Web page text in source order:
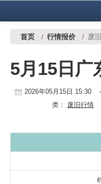
中国有色金属报社主办 广告服务
铜镍铅锌
铝
有色市场
首页 / 行情报价 / 废
5月15日广
2026年05月15日 15:30
类： 废旧行情